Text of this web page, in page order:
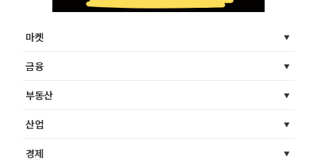
마켓
금융
부동산
산업
경제